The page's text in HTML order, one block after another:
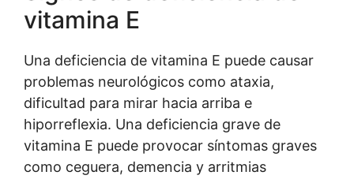
vitamina E
Una deficiencia de vitamina E puede causar
problemas neurológicos como ataxia,
dificultad para mirar hacia arriba e
hiporreflexia. Una deficiencia grave de
vitamina E puede provocar síntomas graves
como ceguera, demencia y arritmias